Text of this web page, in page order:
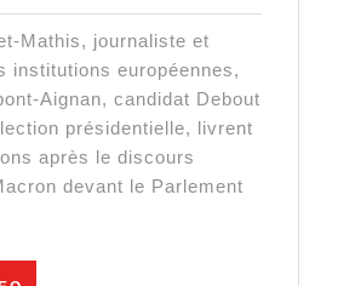
le
Parlement
:
François
Poulet-
Mathis
Nicolas
Mathis, journaliste et
institutions européennes,
Aignan, candidat Debout
présidentielle, livrent
après le discours
devant le Parlement